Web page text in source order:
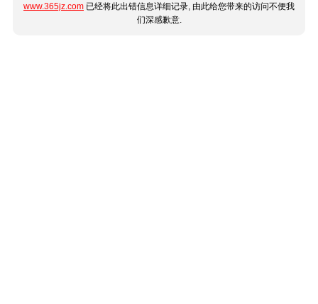
www.365jz.com 已经将此出错信息详细记录, 由此给您带来的访问不便我
们深感歉意.